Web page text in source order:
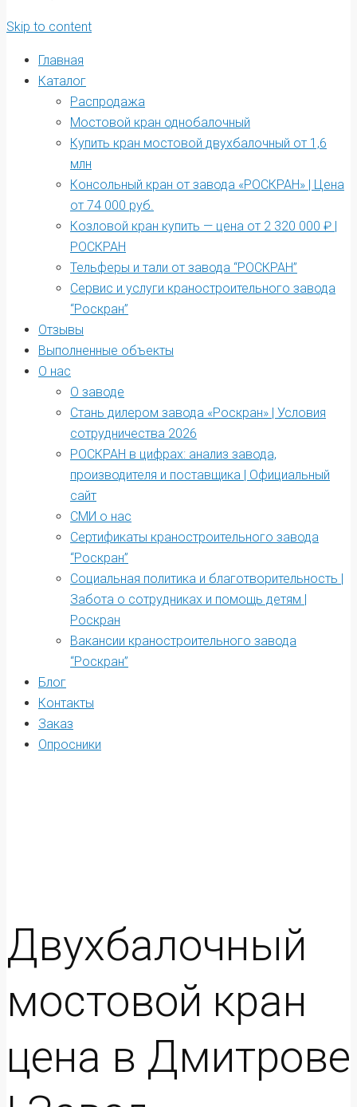
Skip to content
Главная
Каталог
Распродажа
Мостовой кран однобалочный
Купить кран мостовой двухбалочный от 1,6
млн
Консольный кран от завода «РОСКРАН» | Цена
от 74 000 руб.
Козловой кран купить — цена от 2 320 000 ₽ |
РОСКРАН
Тельферы и тали от завода “РОСКРАН”
Сервис и услуги краностроительного завода
“Роскран”
Отзывы
Выполненные объекты
О нас
О заводе
Стань дилером завода «Роскран» | Условия
сотрудничества 2026
РОСКРАН в цифрах: анализ завода,
производителя и поставщика | Официальный
сайт
СМИ о нас
Сертификаты краностроительного завода
“Роскран”
Социальная политика и благотворительность |
Забота о сотрудниках и помощь детям |
Роскран
Вакансии краностроительного завода
“Роскран”
Блог
Контакты
Заказ
Опросники
Двухбалочный
мостовой кран
цена в Дмитрове